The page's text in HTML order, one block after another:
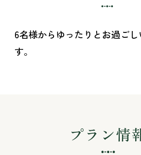
6名様からゆったりとお過ご
す。
プラン情